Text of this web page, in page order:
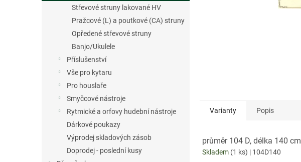
Střevové struny lakované HV
Pražcové (L) a poutkové (CA) struny
Opředené střevové struny
Banjo/Ukulele
Příslušenství
Vše pro kytaru
Pro houslaře
Smyčcové nástroje
Rytmické a orfovy hudební nástroje
Dárkové poukazy
Výprodej skladových zásob
Doprodej - poslední kusy
Varianty Popis
průměr 104 D, délka 140 cm
Skladem (1 ks) | 104D140